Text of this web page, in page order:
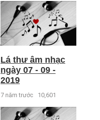
Lá thư âm nhạc
ngày 07 - 09 -
2019
7 năm trước 10,601